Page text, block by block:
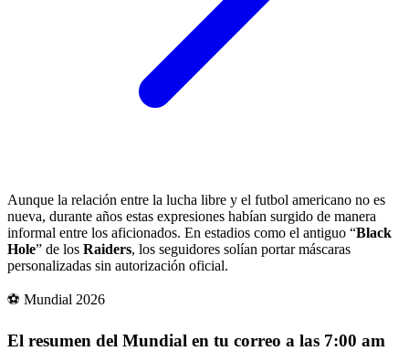
Aunque la relación entre la lucha libre y el futbol americano no es
nueva, durante años estas expresiones habían surgido de manera
informal entre los aficionados. En estadios como el antiguo “Black
Hole” de los Raiders, los seguidores solían portar máscaras
personalizadas sin autorización oficial.
⚽ Mundial 2026
El resumen del Mundial en tu correo a las 7:00 am